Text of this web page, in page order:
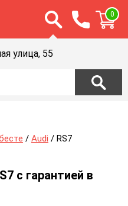
Открыть строку
0
улица, 55
/ Audi / RS7
с гарантией в